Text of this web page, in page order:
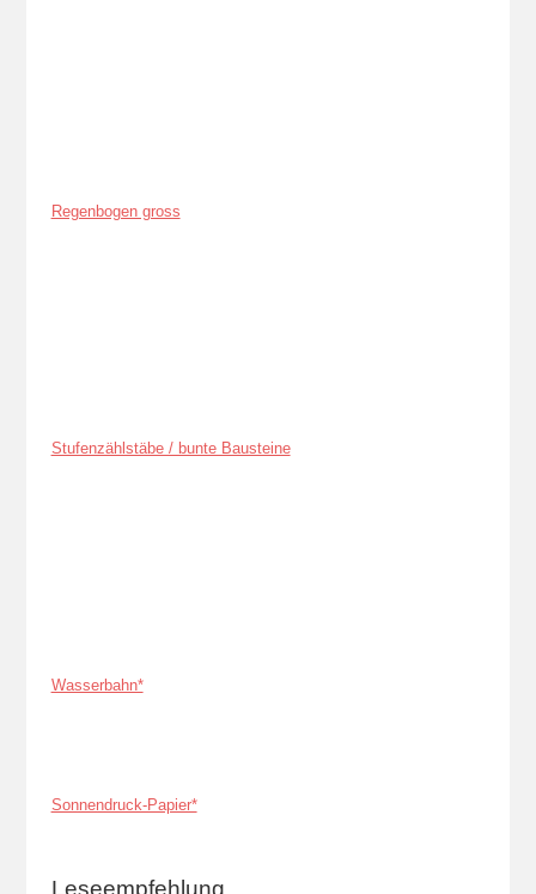
Regenbogen gross
Stufenzählstäbe / bunte Bausteine
Wasserbahn*
Sonnendruck-Papier*
Leseempfehlung